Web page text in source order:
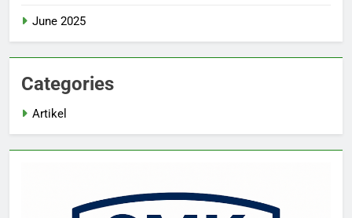
June 2025
Categories
Artikel